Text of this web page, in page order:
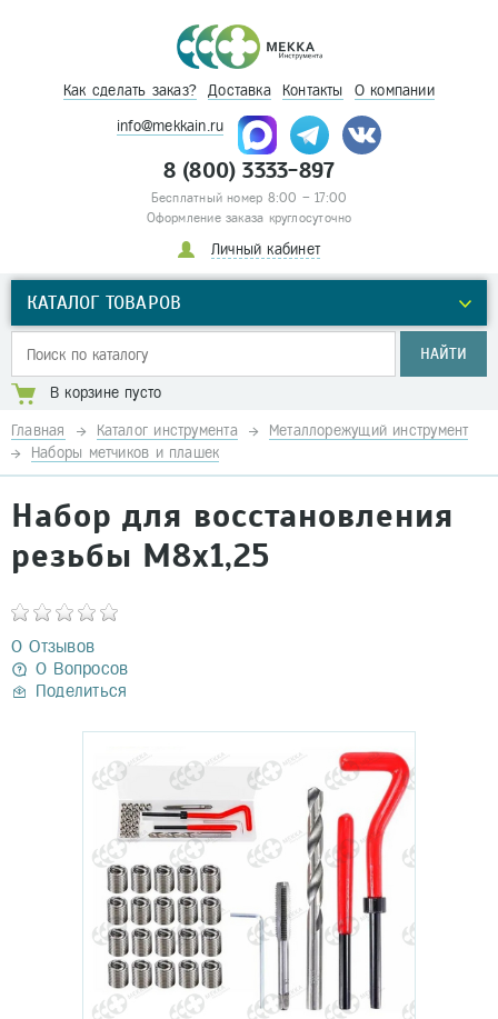
Как сделать заказ? Доставка Контакты О компании
info@mekkain.ru
8 (800) 3333-897
Бесплатный номер 8:00 – 17:00
Оформление заказа круглосуточно
Личный кабинет
КАТАЛОГ ТОВАРОВ
НАЙТИ
В корзине пусто
Главная Каталог инструмента
Металлорежущий инструмент
Наборы метчиков и плашек
Набор для восстановления
резьбы М8х1,25
0 Отзывов
0 Вопросов
Поделиться